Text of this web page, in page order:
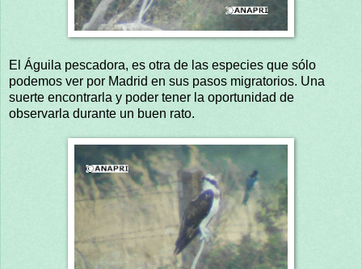
El Águila pescadora, es otra de las especies que sólo
podemos ver por Madrid en sus pasos migratorios. Una
suerte encontrarla y poder tener la oportunidad de
observarla durante un buen rato.